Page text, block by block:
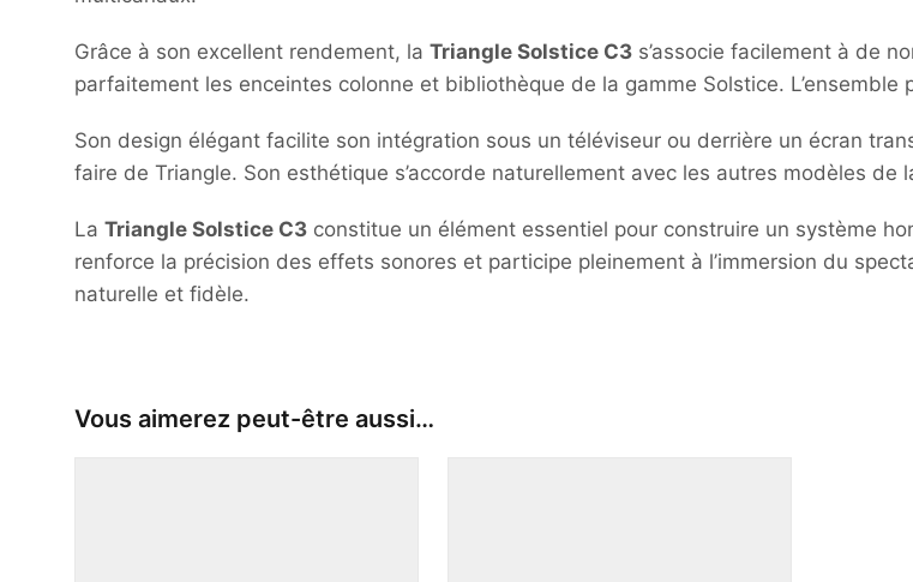
Grâce à son excellent rendement, la Triangle Solstice C3 s’associe facilement à de
parfaitement les enceintes colonne et bibliothèque de la gamme Solstice.
Son design élégant facilite son intégration sous un téléviseur ou derrière un écran
faire de Triangle. Son esthétique s’accorde naturellement avec les autres modèles de
La Triangle Solstice C3 constitue un élément essentiel pour construire un système
renforce la précision des effets sonores et participe pleinement à l’immersion du
naturelle et fidèle.
Vous aimerez peut-être aussi…